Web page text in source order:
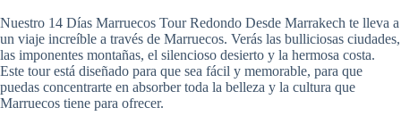
Nuestro 14 Días Marruecos Tour Redondo Desde Marrakech te lleva a
un viaje increíble a través de Marruecos. Verás las bulliciosas ciudades,
las imponentes montañas, el silencioso desierto y la hermosa costa.
Este tour está diseñado para que sea fácil y memorable, para que
puedas concentrarte en absorber toda la belleza y la cultura que
Marruecos tiene para ofrecer.